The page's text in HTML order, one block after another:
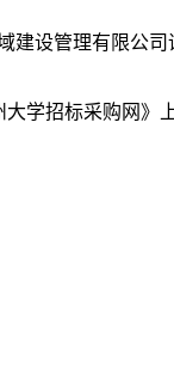
建设管理有限公司
学招标采购网》